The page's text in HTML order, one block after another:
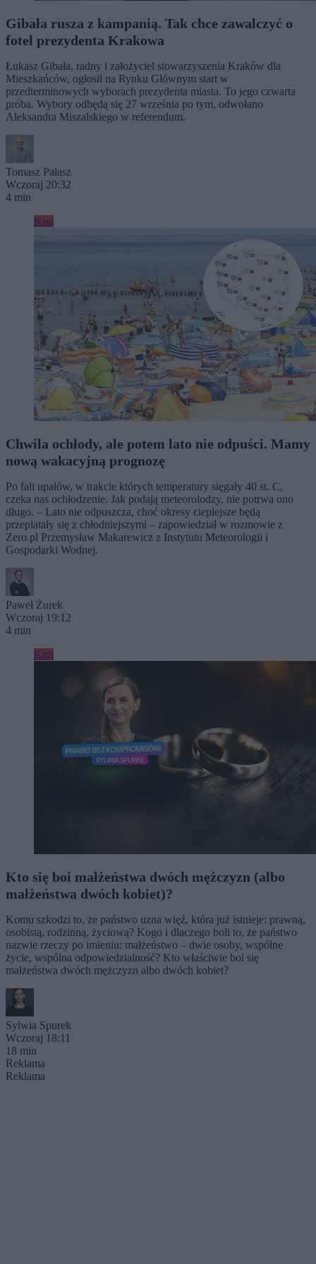
Gibała rusza z kampanią. Tak chce zawalczyć o
fotel prezydenta Krakowa
Łukasz Gibała, radny i założyciel stowarzyszenia Kraków dla
Mieszkańców, ogłosił na Rynku Głównym start w
przedterminowych wyborach prezydenta miasta. To jego czwarta
próba. Wybory odbędą się 27 września po tym, odwołano
Aleksandra Miszalskiego w referendum.
Tomasz Pałasz
Wczoraj 20:32
4 min
Kraj
Chwila ochłody, ale potem lato nie odpuści. Mamy
nową wakacyjną prognozę
Po fali upałów, w trakcie których temperatury sięgały 40 st. C,
czeka nas ochłodzenie. Jak podają meteorolodzy, nie potrwa ono
długo. – Lato nie odpuszcza, choć okresy cieplejsze będą
przeplatały się z chłodniejszymi – zapowiedział w rozmowie z
Zero.pl Przemysław Makarewicz z Instytutu Meteorologii i
Gospodarki Wodnej.
Paweł Żurek
Wczoraj 19:12
4 min
Kraj
Kto się boi małżeństwa dwóch mężczyzn (albo
małżeństwa dwóch kobiet)?
Komu szkodzi to, że państwo uzna więź, która już istnieje: prawną,
osobistą, rodzinną, życiową? Kogo i dlaczego boli to, że państwo
nazwie rzeczy po imieniu: małżeństwo – dwie osoby, wspólne
życie, wspólna odpowiedzialność? Kto właściwie boi się
małżeństwa dwóch mężczyzn albo dwóch kobiet?
Sylwia Spurek
Wczoraj 18:11
18 min
Reklama
Reklama